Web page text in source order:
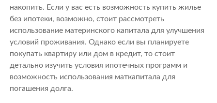
накопить. Если у вас есть возможность купить жилье
без ипотеки, возможно, стоит рассмотреть
использование материнского капитала для улучшения
условий проживания. Однако если вы планируете
покупать квартиру или дом в кредит, то стоит
детально изучить условия ипотечных программ и
возможность использования маткапитала для
погашения долга.